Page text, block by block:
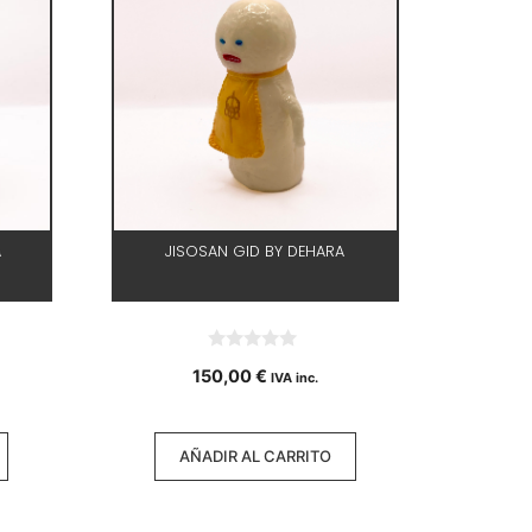
JISOSAN GID BY DEHARA
d
150,00€ IVA inc.
AÑADIR AL CARRITO